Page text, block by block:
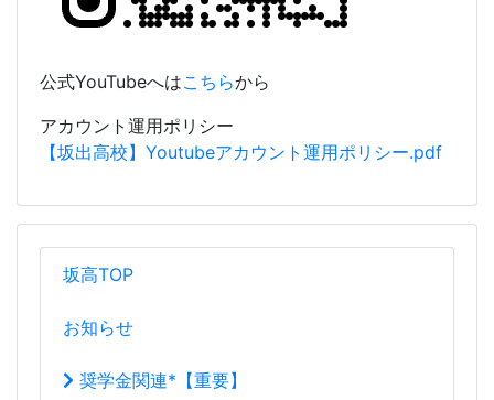
公式YouTubeへはこちらから
アカウント運用ポリシー
【坂出高校】Youtubeアカウント運用ポリシー.pdf
坂高TOP
お知らせ
奨学金関連*【重要】